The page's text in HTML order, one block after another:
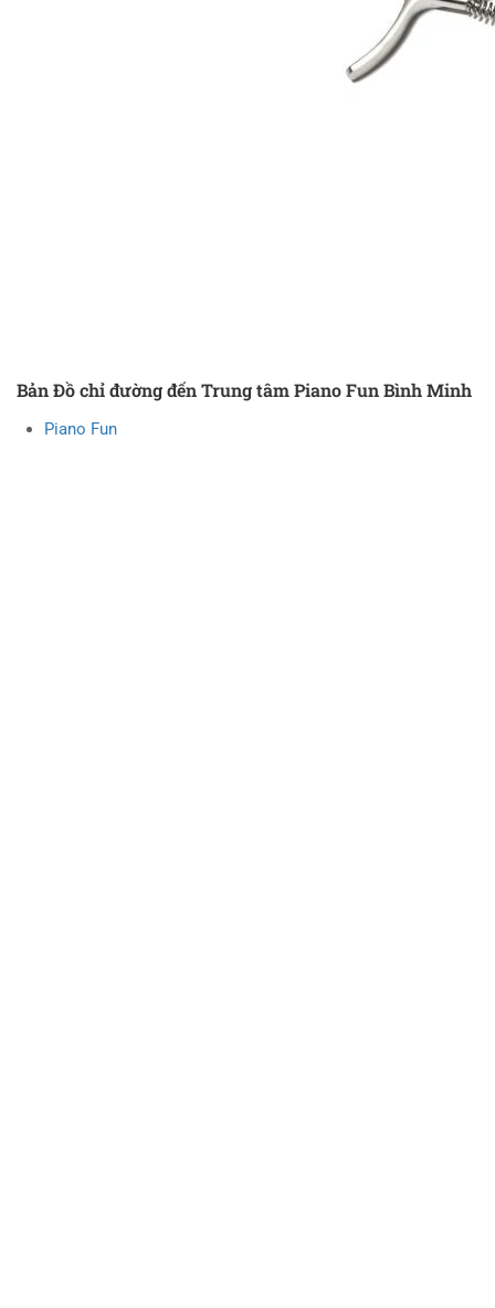
Bản Đồ chỉ đường đến Trung tâm Piano Fun Bình Minh
Piano Fun